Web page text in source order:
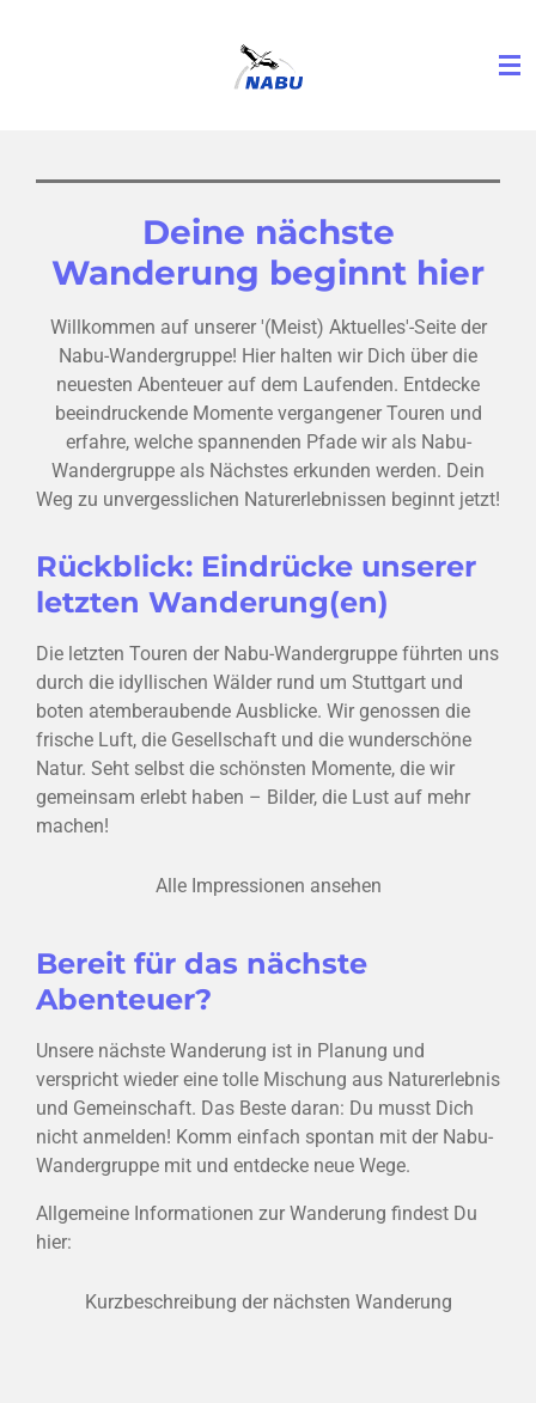
Deine nächste
Wanderung beginnt hier
Willkommen auf unserer '(Meist) Aktuelles'-Seite der
Nabu-Wandergruppe! Hier halten wir Dich über die
neuesten Abenteuer auf dem Laufenden. Entdecke
beeindruckende Momente vergangener Touren und
erfahre, welche spannenden Pfade wir als Nabu-
Wandergruppe als Nächstes erkunden werden. Dein
Weg zu unvergesslichen Naturerlebnissen beginnt jetzt!
Rückblick: Eindrücke unserer
letzten Wanderung(en)
Die letzten Touren der Nabu-Wandergruppe führten uns
durch die idyllischen Wälder rund um Stuttgart und
boten atemberaubende Ausblicke. Wir genossen die
frische Luft, die Gesellschaft und die wunderschöne
Natur. Seht selbst die schönsten Momente, die wir
gemeinsam erlebt haben – Bilder, die Lust auf mehr
machen!
Alle Impressionen ansehen
Bereit für das nächste
Abenteuer?
Unsere nächste Wanderung ist in Planung und
verspricht wieder eine tolle Mischung aus Naturerlebnis
und Gemeinschaft. Das Beste daran: Du musst Dich
nicht anmelden! Komm einfach spontan mit der Nabu-
Wandergruppe mit und entdecke neue Wege.
Allgemeine Informationen zur Wanderung findest Du
hier:
Kurzbeschreibung der nächsten Wanderung